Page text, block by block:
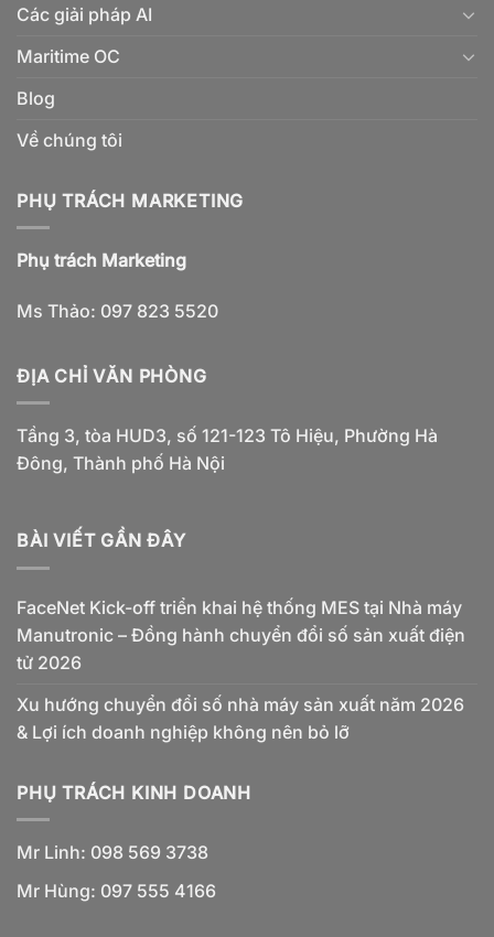
Các giải pháp AI
Maritime OC
Blog
Về chúng tôi
PHỤ TRÁCH MARKETING
Phụ trách Marketing
Ms Thảo: 097 823 5520
ĐỊA CHỈ VĂN PHÒNG
Tầng 3, tòa HUD3, số 121-123 Tô Hiệu, Phường Hà
Đông, Thành phố Hà Nội
BÀI VIẾT GẦN ĐÂY
FaceNet Kick-off triển khai hệ thống MES tại Nhà máy
Manutronic – Đồng hành chuyển đổi số sản xuất điện
tử 2026
Xu hướng chuyển đổi số nhà máy sản xuất năm 2026
& Lợi ích doanh nghiệp không nên bỏ lỡ
PHỤ TRÁCH KINH DOANH
Mr Linh: 098 569 3738
Mr Hùng: 097 555 4166